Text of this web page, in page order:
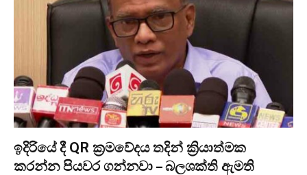
ඉදිරියේ දී QR ක්‍රමවේදය තදින් ක්‍රියාත්මක
කරන්න පියවර ගන්නවා – බලශක්ති ඇමති